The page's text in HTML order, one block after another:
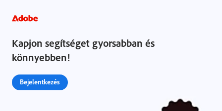
Kapjon segítséget gyorsabban és
könnyebben!
Bejelentkezés